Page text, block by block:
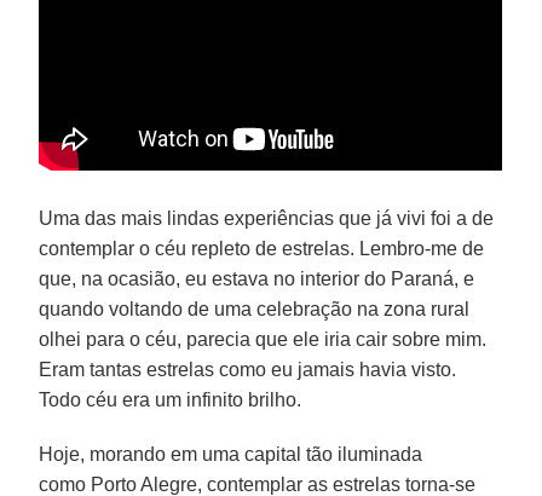
Uma das mais lindas experiências que já vivi foi a de
contemplar o céu repleto de estrelas. Lembro-me de
que, na ocasião, eu estava no interior do Paraná, e
quando voltando de uma celebração na zona rural
olhei para o céu, parecia que ele iria cair sobre mim.
Eram tantas estrelas como eu jamais havia visto.
Todo céu era um infinito brilho.
Hoje, morando em uma capital tão iluminada
como Porto Alegre, contemplar as estrelas torna-se